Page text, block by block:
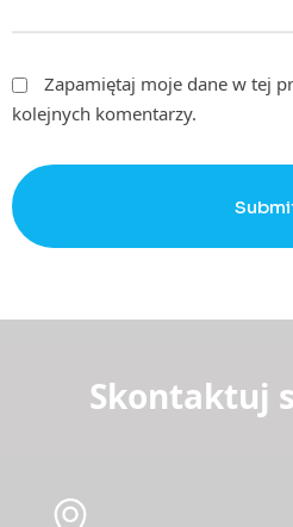
Zapamiętaj moje dane w tej
kolejnych komentarzy.
Skontaktuj